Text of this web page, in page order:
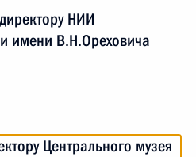
НИИ
имени В.Н.Ореховича
Центрального музея